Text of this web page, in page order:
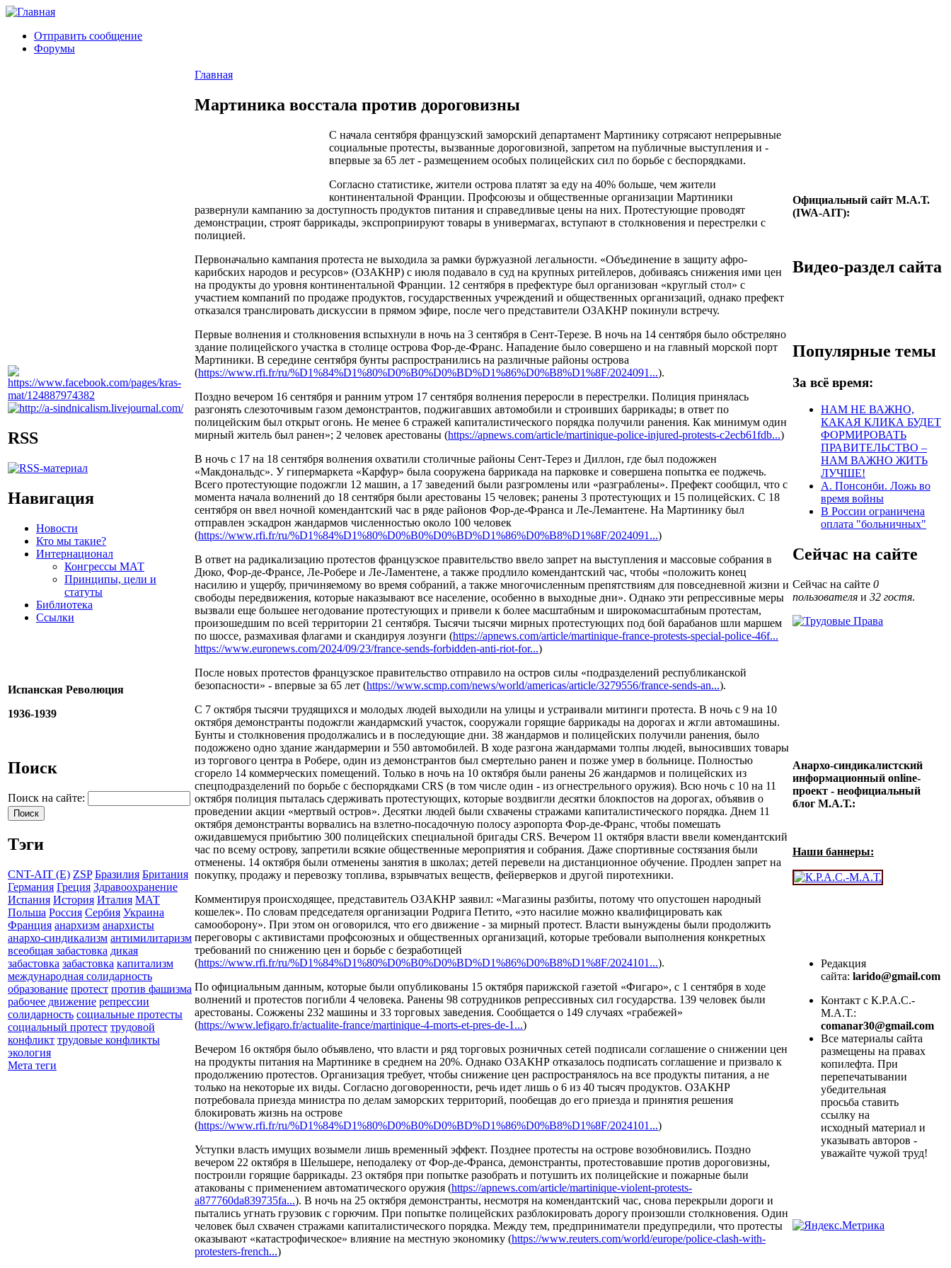
Отправить сообщение
Форумы
RSS
Навигация
Новости
Кто мы такие?
Интернационал
Конгрессы МАТ
Принципы, цели и
статуты
Библиотека
Ссылки
Испанская Революция
1936-1939
Поиск
Поиск на сайте:
Тэги
CNT-AIT (E) ZSP Бразилия Британия
Германия Греция Здравоохранение
Испания История Италия МАТ
Польша Россия Сербия Украина
Франция анархизм анархисты
анархо-синдикализм антимилитаризм
всеобщая забастовка дикая
забастовка забастовка капитализм
международная солидарность
образование протест против фашизма
рабочее движение репрессии
солидарность социальные протесты
социальный протест трудовой
конфликт трудовые конфликты
экология
Мета теги
Главная
Мартиника восстала против дороговизны
C начала сентября французский заморский департамент Мартинику сотрясают непрерывные
социальные протесты, вызванные дороговизной, запретом на публичные выступления и ­-
впервые за 65 лет ­- размещением особых полицейских сил по борьбе с беспорядками.
Согласно статистике, жители острова платят за еду на 40% больше, чем жители
континентальной Франции. Профсоюзы и общественные организации Мартиники
развернули кампанию за доступность продуктов питания и справедливые цены на них. Протестующие проводят
демонстрации, строят баррикады, экспроприируют товары в универмагах, вступают в столкновения и перестрелки с
полицией.
Первоначально кампания протеста не выходила за рамки буржуазной легальности. «Объединение в защиту афро-
карибских народов и ресурсов» (ОЗАКНР) с июля подавало в суд на крупных ритейлеров, добиваясь снижения ими цен
на продукты до уровня континентальной Франции. 12 сентября в префектуре был организован «круглый стол» с
участием компаний по продаже продуктов, государственных учреждений и общественных организаций, однако префект
отказался транслировать дискуссии в прямом эфире, после чего представители ОЗАКНР покинули встречу.
Первые волнения и столкновения вспыхнули в ночь на 3 сентября в Сент-Терезе. В ночь на 14 сентября было обстреляно
здание полицейского участка в столице острова Фор-де-Франс. Нападение было совершено и на главный морской порт
Мартиники. В середине сентября бунты распространились на различные районы острова
(https://www.rfi.fr/ru/%D1%84%D1%80%D0%B0%D0%BD%D1%86%D0%B8%D1%8F/2024091...).
Поздно вечером 16 сентября и ранним утром 17 сентября волнения переросли в перестрелки. Полиция принялась
разгонять слезоточивым газом демонстрантов, поджигавших автомобили и строивших баррикады; в ответ по
полицейским был открыт огонь. Не менее 6 стражей капиталистического порядка получили ранения. Как минимум один
мирный житель был ранен»; 2 человек арестованы (https://apnews.com/article/martinique-police-injured-protests-c2ecb61fdb...)
В ночь с 17 на 18 сентября волнения охватили столичные районы Сент-Терез и Диллон, где был подожжен
«Макдональдс». У гипермаркета «Карфур» была сооружена баррикада на парковке и совершена попытка ее поджечь.
Всего протестующие подожгли 12 машин, а 17 заведений были разгромлены или «разграблены». Префект сообщил, что с
момента начала волнений до 18 сентября были арестованы 15 человек; ранены 3 протестующих и 15 полицейских. С 18
сентября он ввел ночной комендантский час в ряде районов Фор-де-Франса и Ле-Лемантене. На Мартинику был
отправлен эскадрон жандармов численностью около 100 человек
(https://www.rfi.fr/ru/%D1%84%D1%80%D0%B0%D0%BD%D1%86%D0%B8%D1%8F/2024091...)
В ответ на радикализацию протестов французское правительство ввело запрет на выступления и массовые собрания в
Дюко, Фор-де-Франсе, Ле-Робере и Ле-Ламентене, а также продлило комендантский час, чтобы «положить конец
насилию и ущербу, причиняемому во время собраний, а также многочисленным препятствиям для повседневной жизни и
свободы передвижения, которые наказывают все население, особенно в выходные дни». Однако эти репрессивные меры
вызвали еще большее негодование протестующих и привели к более масштабным и широкомасштабным протестам,
произошедшим по всей территории 21 сентября. Тысячи тысячи мирных протестующих под бой барабанов шли маршем
по шоссе, размахивая флагами и скандируя лозунги (https://apnews.com/article/martinique-france-protests-special-police-46f...
https://www.euronews.com/2024/09/23/france-sends-forbidden-anti-riot-for...)
После новых протестов французское правительство отправило на остров силы «подразделений республиканской
безопасности» ­- впервые за 65 лет (https://www.scmp.com/news/world/americas/article/3279556/france-sends-an...).
С 7 октября тысячи трудящихся и молодых людей выходили на улицы и устраивали митинги протеста. В ночь с 9 на 10
октября демонстранты подожгли жандармский участок, сооружали горящие баррикады на дорогах и жгли автомашины.
Бунты и столкновения продолжались и в последующие дни. 38 жандармов и полицейских получили ранения, было
подожжено одно здание жандармерии и 550 автомобилей. В ходе разгона жандармами толпы людей, выносивших товары
из торгового центра в Робере, один из демонстрантов был смертельно ранен и позже умер в больнице. Полностью
сгорело 14 коммерческих помещений. Только в ночь на 10 октября были ранены 26 жандармов и полицейских из
спецподразделений по борьбе с беспорядками CRS (в том числе один ­- из огнестрельного оружия). Всю ночь с 10 на 11
октября полиция пыталась сдерживать протестующих, которые воздвигли десятки блокпостов на дорогах, объявив о
проведении акции «мертвый остров». Десятки людей были схвачены стражами капиталистического порядка. Днем 11
октября демонстранты ворвались на взлетно-посадочную полосу аэропорта Фор-де-Франс, чтобы помешать
ожидавшемуся прибытию 300 полицейских специальной бригады CRS. Вечером 11 октября власти ввели комендантский
час по всему острову, запретили всякие общественные мероприятия и собрания. Даже спортивные состязания были
отменены. 14 октября были отменены занятия в школах; детей перевели на дистанционное обучение. Продлен запрет на
покупку, продажу и перевозку топлива, взрывчатых веществ, фейерверков и другой пиротехники.
Комментируя происходящее, представитель ОЗАКНР заявил: «Магазины разбиты, потому что опустошен народный
кошелек». По словам председателя организации Родрига Петито, «это насилие можно квалифицировать как
самооборону». При этом он оговорился, что его движение ­- за мирный протест. Власти вынуждены были продолжить
переговоры с активистами профсоюзных и общественных организаций, которые требовали выполнения конкретных
требований по снижению цен и борьбе с безработицей
(https://www.rfi.fr/ru/%D1%84%D1%80%D0%B0%D0%BD%D1%86%D0%B8%D1%8F/2024101...).
По официальным данным, которые были опубликованы 15 октября парижской газетой «Фигаро», с 1 сентября в ходе
волнений и протестов погибли 4 человека. Ранены 98 сотрудников репрессивных сил государства. 139 человек были
арестованы. Сожжены 232 машины и 33 торговых заведения. Сообщается о 149 случаях «грабежей»
(https://www.lefigaro.fr/actualite-france/martinique-4-morts-et-pres-de-1...)
Вечером 16 октября было объявлено, что власти и ряд торговых розничных сетей подписали соглашение о снижении цен
на продукты питания на Мартинике в среднем на 20%. Однако ОЗАКНР отказалось подписать соглашение и призвало к
продолжению протестов. Организация требует, чтобы снижение цен распространялось на все продукты питания, а не
только на некоторые их виды. Согласно договоренности, речь идет лишь о 6 из 40 тысяч продуктов. ОЗАКНР
потребовала приезда министра по делам заморских территорий, пообещав до его приезда и принятия решения
блокировать жизнь на острове
(https://www.rfi.fr/ru/%D1%84%D1%80%D0%B0%D0%BD%D1%86%D0%B8%D1%8F/2024101...)
Уступки власть имущих возымели лишь временный эффект. Позднее протесты на острове возобновились. Поздно
вечером 22 октября в Шельшере, неподалеку от Фор-де-Франса, демонстранты, протестовавшие против дороговизны,
построили горящие баррикады. 23 октября при попытке разобрать и потушить их полицейские и пожарные были
атакованы с применением автоматического оружия (https://apnews.com/article/martinique-violent-protests-
a877760da839735fa...). В ночь на 25 октября демонстранты, несмотря на комендантский час, снова перекрыли дороги и
пытались угнать грузовик с горючим. При попытке полицейских разблокировать дорогу произошли столкновения. Один
человек был схвачен стражами капиталистического порядка. Между тем, предприниматели предупредили, что протесты
оказывают «катастрофическое» влияние на местную экономику (https://www.reuters.com/world/europe/police-clash-with-
protesters-french...)
Официальный сайт М.А.Т.
(IWA-AIT):
Видео-раздел сайта
Популярные темы
За всё время:
НАМ НЕ ВАЖНО,
КАКАЯ КЛИКА БУДЕТ
ФОРМИРОВАТЬ
ПРАВИТЕЛЬСТВО –
НАМ ВАЖНО ЖИТЬ
ЛУЧШЕ!
А. Понсонби. Ложь во
время войны
В России ограничена
оплата "больничных"
Сейчас на сайте
Сейчас на сайте 0
пользователя и 32 гостя.
Анархо-синдикалистский
информационный online-
проект - неофициальный
блог М.А.Т.:
Наши баннеры:
Редакция
сайта: larido@gmail.com
Контакт с К.Р.А.С.-
М.А.Т.:
comanar30@gmail.com
Все материалы сайта
размещены на правах
копилефта. При
перепечатывании
убедительная
просьба ставить
ссылку на
исходный материал и
указывать авторов -
уважайте чужой труд!